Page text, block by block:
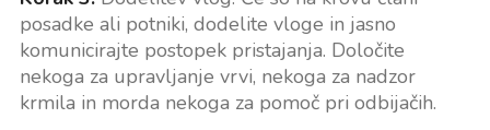
posadke ali potniki, dodelite vloge in jasno
komunicirajte postopek pristajanja. Določite
nekoga za upravljanje vrvi, nekoga za nadzor
krmila in morda nekoga za pomoč pri odbijačih.